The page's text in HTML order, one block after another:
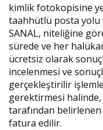
kimlik fotokopisine
taahhütlü posta yolu
SANAL, niteliğine
sürede ve her
ücretsiz olarak
incelenmesi ve
gerçekleştirilir
gerektirmesi
tarafından
fatura edilir.